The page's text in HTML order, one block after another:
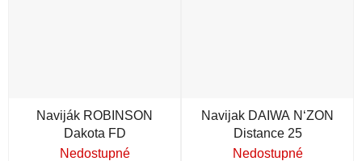
Naviják ROBINSON
Dakota FD
Nedostupné
Navijak DAIWA N‘ZON
Distance 25
Nedostupné